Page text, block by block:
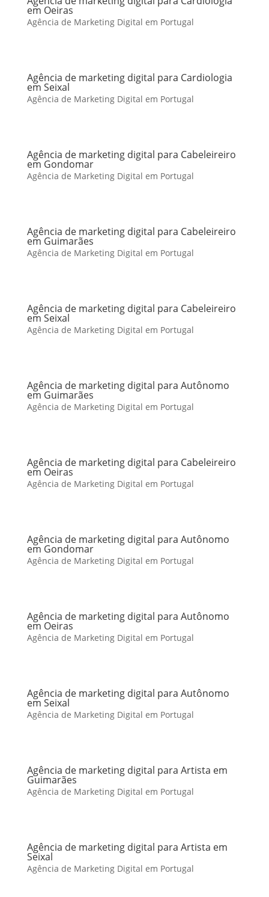
em Oeiras
Agência de Marketing Digital em Portugal
Agência de marketing digital para Cardiologia
em Seixal
Agência de Marketing Digital em Portugal
Agência de marketing digital para Cabeleireiro
em Gondomar
Agência de Marketing Digital em Portugal
Agência de marketing digital para Cabeleireiro
em Guimarães
Agência de Marketing Digital em Portugal
Agência de marketing digital para Cabeleireiro
em Seixal
Agência de Marketing Digital em Portugal
Agência de marketing digital para Autônomo
em Guimarães
Agência de Marketing Digital em Portugal
Agência de marketing digital para Cabeleireiro
em Oeiras
Agência de Marketing Digital em Portugal
Agência de marketing digital para Autônomo
em Gondomar
Agência de Marketing Digital em Portugal
Agência de marketing digital para Autônomo
em Oeiras
Agência de Marketing Digital em Portugal
Agência de marketing digital para Autônomo
em Seixal
Agência de Marketing Digital em Portugal
Agência de marketing digital para Artista em
Guimarães
Agência de Marketing Digital em Portugal
Agência de marketing digital para Artista em
Seixal
Agência de Marketing Digital em Portugal